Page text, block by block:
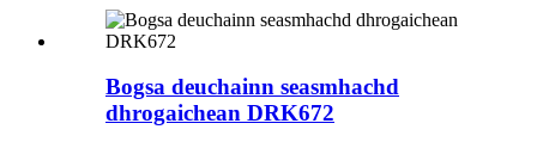
Bogsa deuchainn seasmhachd
dhrogaichean DRK672